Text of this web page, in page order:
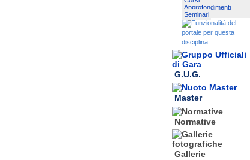
Approfondimenti
Seminari
G.U.G.
Master
Normative
Gallerie